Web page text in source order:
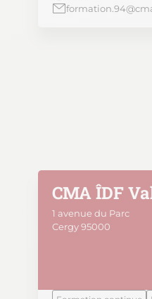
CMA ÎDF
1 avenue du Parc
Cergy 95000